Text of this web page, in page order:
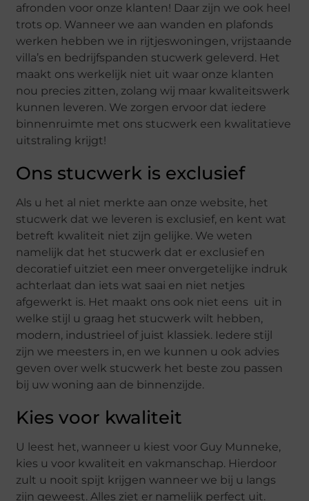
afronden voor onze klanten! Daar zijn we ook heel
trots op. Wanneer we aan wanden en plafonds
werken hebben we in rijtjeswoningen, vrijstaande
villa’s en bedrijfspanden stucwerk geleverd. Het
maakt ons werkelijk niet uit waar onze klanten
nou precies zitten, zolang wij maar kwaliteitswerk
kunnen leveren. We zorgen ervoor dat iedere
binnenruimte met ons stucwerk een kwalitatieve
uitstraling krijgt!
Ons stucwerk is exclusief
Als u het al niet merkte aan onze website, het
stucwerk dat we leveren is exclusief, en kent wat
betreft kwaliteit niet zijn gelijke. We weten
namelijk dat het stucwerk dat er exclusief en
decoratief uitziet een meer onvergetelijke indruk
achterlaat dan iets wat saai en niet netjes
afgewerkt is. Het maakt ons ook niet eens uit in
welke stijl u graag het stucwerk wilt hebben,
modern, industrieel of juist klassiek. Iedere stijl
zijn we meesters in, en we kunnen u ook advies
geven over welk stucwerk het beste zou passen
bij uw woning aan de binnenzijde.
Kies voor kwaliteit
U leest het, wanneer u kiest voor Guy Munneke,
kies u voor kwaliteit en vakmanschap. Hierdoor
zult u nooit spijt krijgen wanneer we bij u langs
zijn geweest. Alles ziet er namelijk perfect uit.